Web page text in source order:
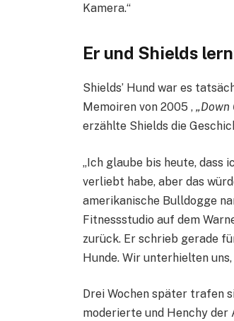
Kamera.“
Er und Shields
Shields’ Hund war es
Memoiren von 2005 ,„Down
erzählte Shields die
„Ich glaube bis heute, dass
verliebt habe, aber das
amerikanische Bulldogge
Fitnessstudio auf dem
zurück. Er schrieb gerade
Hunde. Wir unterhielten
Drei Wochen später trafen
moderierte und Henchy der